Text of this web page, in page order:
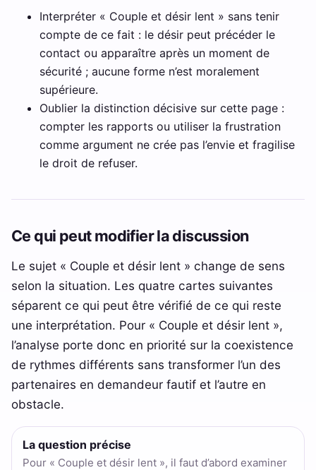
Interpréter « Couple et désir lent » sans tenir
compte de ce fait : le désir peut précéder le
contact ou apparaître après un moment de
sécurité ; aucune forme n’est moralement
supérieure.
Oublier la distinction décisive sur cette page :
compter les rapports ou utiliser la frustration
comme argument ne crée pas l’envie et fragilise
le droit de refuser.
Ce qui peut modifier la discussion
Le sujet « Couple et désir lent » change de sens
selon la situation. Les quatre cartes suivantes
séparent ce qui peut être vérifié de ce qui reste
une interprétation. Pour « Couple et désir lent »,
l’analyse porte donc en priorité sur la coexistence
de rythmes différents sans transformer l’un des
partenaires en demandeur fautif et l’autre en
obstacle.
La question précise
Pour « Couple et désir lent », il faut d’abord examiner